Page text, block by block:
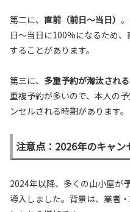
第二に、 直前（前日〜当日）
日〜当日に100%になるため
することがあります。
第三に、 多重予約が淘汰され
重複予約が多いので、本人の
ンセルされる時期があります。
注意点：2026年のキャン
2024年以降、多くの山小屋が
導入しました。背景は、業者